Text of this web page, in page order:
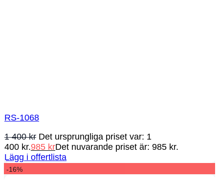
RS-1068
1 400kr Det ursprungliga priset var: 1
400 kr.985 krDet nuvarande priset är: 985 kr.
Lägg i offertlista
-16%